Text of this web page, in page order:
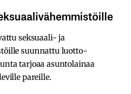
seksuaali- ja
suunnattu luotto-
tarjoaa asuntolainaa
pareille.